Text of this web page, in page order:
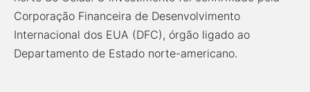
Corporação Financeira de Desenvolvimento
Internacional dos EUA (DFC), órgão ligado ao
Departamento de Estado norte-americano.